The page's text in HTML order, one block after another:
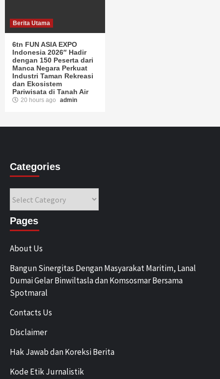
Berita Utama
6tn FUN ASIA EXPO
Indonesia 2026″ Hadir
dengan 150 Peserta dari
Manca Negara Perkuat
Industri Taman Rekreasi
dan Ekosistem
Pariwisata di Tanah Air
20 hours ago admin
Categories
Pages
About Us
Bangun Sinergitas Dengan Masyarakat Maritim, Lanal
Dumai Gelar Binwiltasla dan Komsosmar Bersama
Spotmaral
Contacts Us
Disclaimer
Hak Jawab dan Koreksi Berita
Kode Etik Jurnalistik